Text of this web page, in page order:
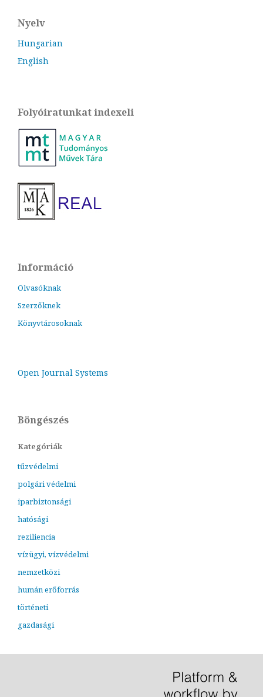
Nyelv
Hungarian
English
Folyóiratunkat indexeli
Információ
Olvasóknak
Szerzőknek
Könyvtárosoknak
Open Journal Systems
Böngészés
Kategóriák
tűzvédelmi
polgári védelmi
iparbiztonsági
hatósági
reziliencia
vízügyi, vízvédelmi
nemzetközi
humán erőforrás
történeti
gazdasági